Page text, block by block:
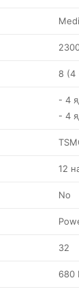
8 (4
- 4
- 4
12
No
32
680